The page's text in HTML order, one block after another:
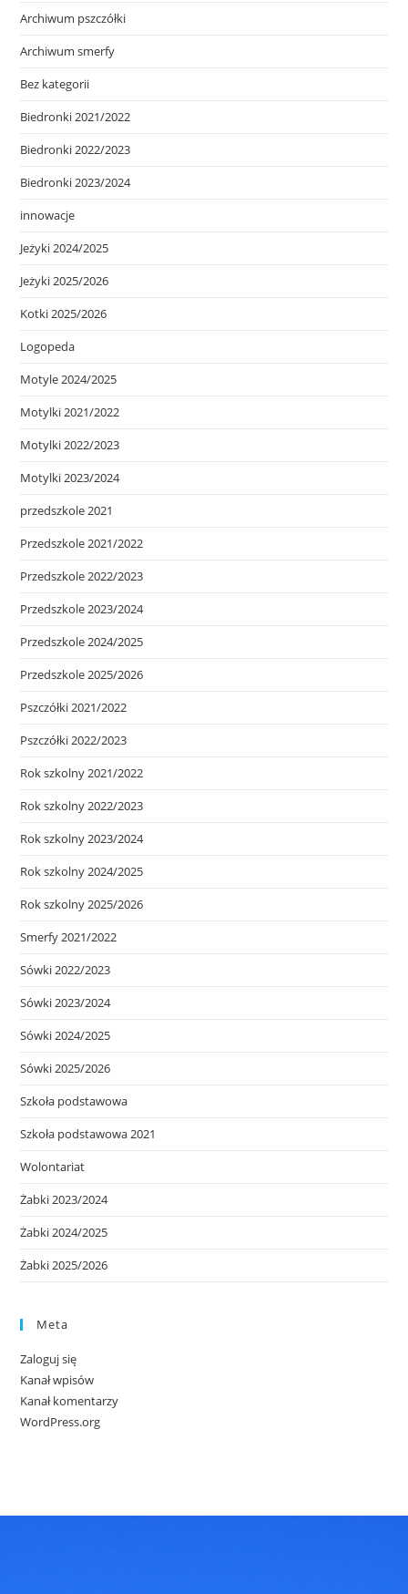
Archiwum pszczółki
Archiwum smerfy
Bez kategorii
Biedronki 2021/2022
Biedronki 2022/2023
Biedronki 2023/2024
innowacje
Jeżyki 2024/2025
Jeżyki 2025/2026
Kotki 2025/2026
Logopeda
Motyle 2024/2025
Motylki 2021/2022
Motylki 2022/2023
Motylki 2023/2024
przedszkole 2021
Przedszkole 2021/2022
Przedszkole 2022/2023
Przedszkole 2023/2024
Przedszkole 2024/2025
Przedszkole 2025/2026
Pszczółki 2021/2022
Pszczółki 2022/2023
Rok szkolny 2021/2022
Rok szkolny 2022/2023
Rok szkolny 2023/2024
Rok szkolny 2024/2025
Rok szkolny 2025/2026
Smerfy 2021/2022
Sówki 2022/2023
Sówki 2023/2024
Sówki 2024/2025
Sówki 2025/2026
Szkoła podstawowa
Szkoła podstawowa 2021
Wolontariat
Żabki 2023/2024
Żabki 2024/2025
Żabki 2025/2026
Meta
Zaloguj się
Kanał wpisów
Kanał komentarzy
WordPress.org